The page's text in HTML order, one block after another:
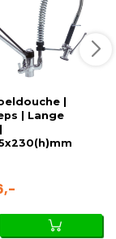
|
| Lange